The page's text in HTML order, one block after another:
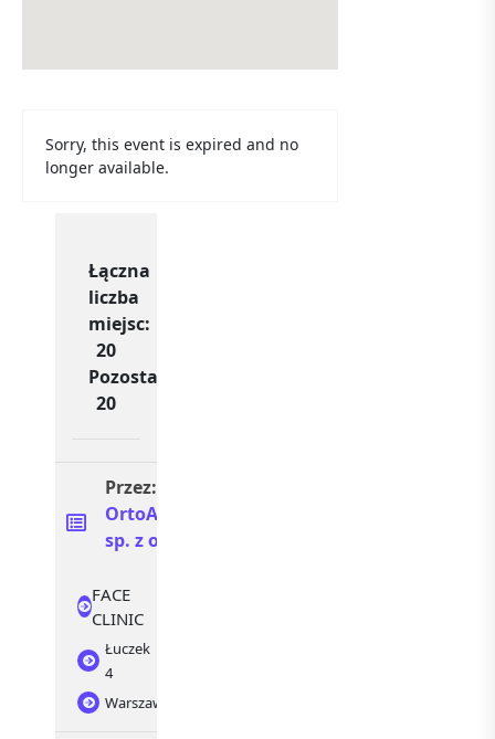
Sorry, this event is expired and no
longer available.
Łączna
liczba
miejsc:
20
Pozostało
20
Przez:
OrtoArte
sp. z o.o.
FACE
CLINIC
Łuczek
4
Warszawa